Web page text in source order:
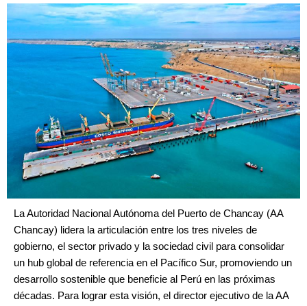
La Autoridad Nacional Autónoma del Puerto de Chancay (AA
Chancay) lidera la articulación entre los tres niveles de
gobierno, el sector privado y la sociedad civil para consolidar
un hub global de referencia en el Pacífico Sur, promoviendo un
desarrollo sostenible que beneficie al Perú en las próximas
décadas. Para lograr esta visión, el director ejecutivo de la AA